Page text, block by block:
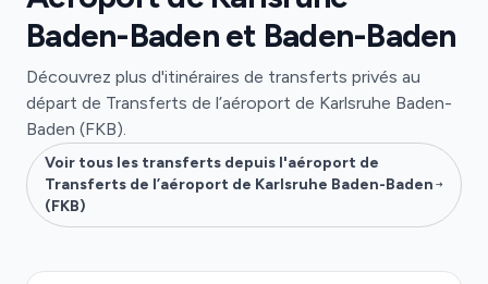
Baden-Baden et Baden-Baden
Découvrez plus d'itinéraires de transferts privés au
départ de Transferts de l’aéroport de Karlsruhe Baden-
Baden (FKB).
Voir tous les transferts depuis l'aéroport de
Transferts de l’aéroport de Karlsruhe Baden-Baden
(FKB)